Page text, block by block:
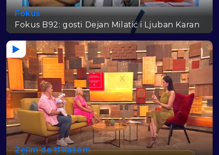
Fokus
Fokus B92: gosti Dejan Milatić i Ljuban Karan
Želim da ti kažem